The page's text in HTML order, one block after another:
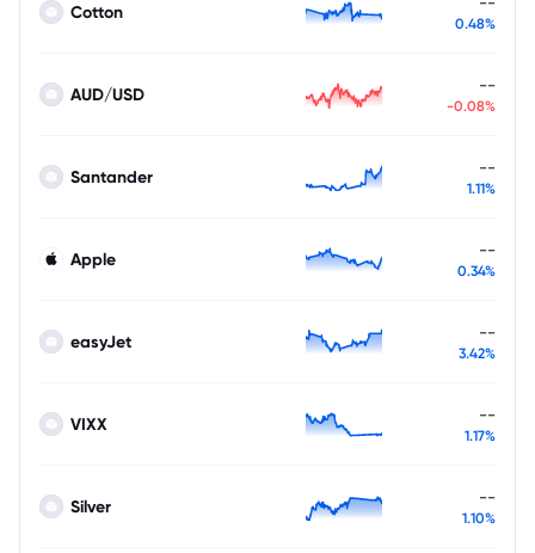
Cotton
0.48%
AUD/USD --
-0.08%
Santander --
1.11%
Apple --
0.34%
easyJet --
3.42%
VIXX --
1.17%
Silver --
1.10%